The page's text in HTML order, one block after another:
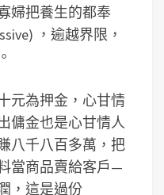
婦把養生的都奉
，逾越界限，
元為押金，心甘情
傭金也是心甘情人
八千八百多萬，把
當商品賣給客戶—
，這是過份